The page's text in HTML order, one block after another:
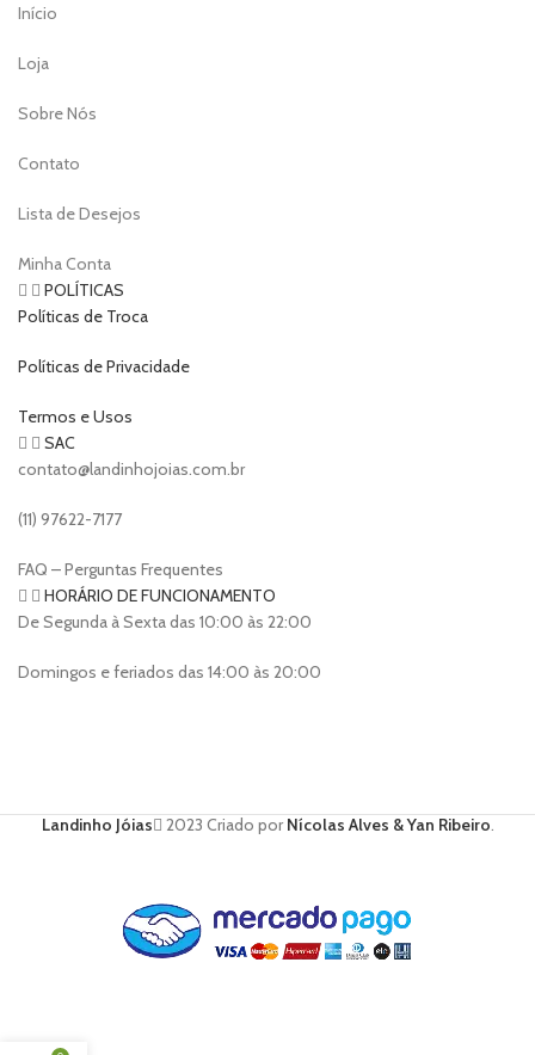
Início
Loja
Sobre Nós
Contato
Lista de Desejos
Minha Conta
POLÍTICAS
Políticas de Troca
Políticas de Privacidade
Termos e Usos
SAC
contato@landinhojoias.com.br
(11) 97622-7177
FAQ – Perguntas Frequentes
HORÁRIO DE FUNCIONAMENTO
De Segunda à Sexta das 10:00 às 22:00
Domingos e feriados das 14:00 às 20:00
Landinho Jóias 2023 Criado porNícolas Alves & Yan Ribeiro.